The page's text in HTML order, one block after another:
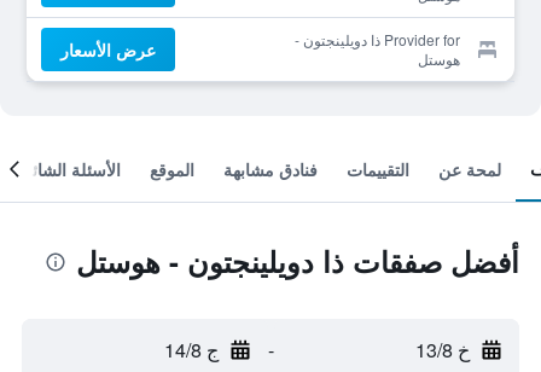
Provider for ذا دويلينجتون -
هوستل
عرض الأسعار
لمحة عن التقييمات فنادق مشابهة الموقع الأسئلة الشائعة
أفضل صفقات ذا دويلينجتون - هوستل
خ 13/8 - ج 14/8